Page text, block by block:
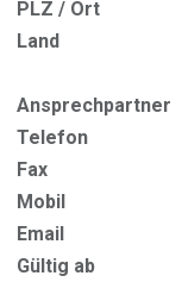
PLZ / Ort
Land
Ansprechpartner
Telefon
Fax
Mobil
Email
Gültig ab